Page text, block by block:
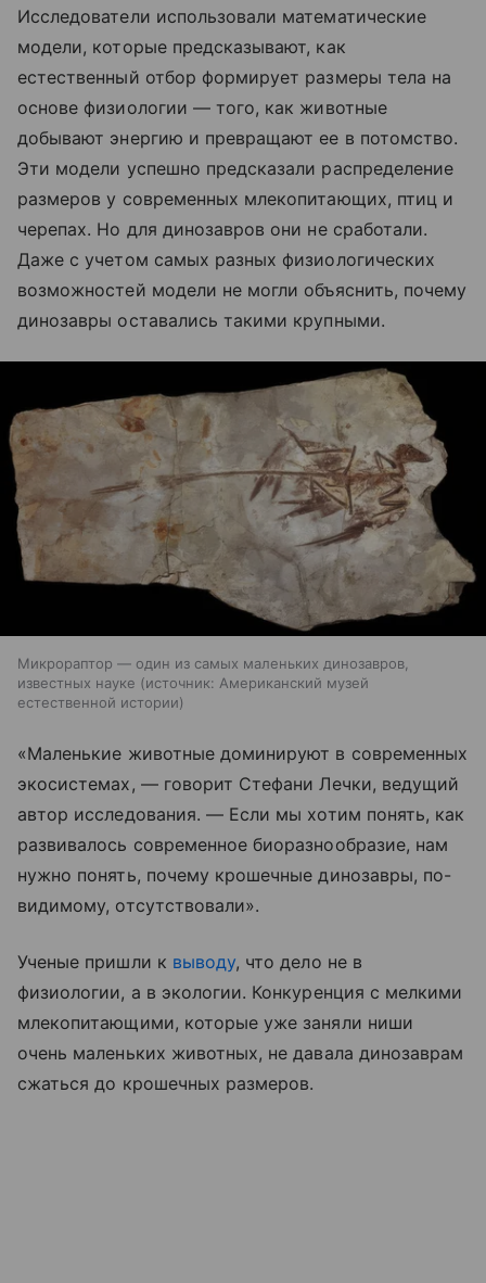
Исследователи использовали математические
модели, которые предсказывают, как
естественный отбор формирует размеры тела на
основе физиологии — того, как животные
добывают энергию и превращают ее в потомство.
Эти модели успешно предсказали распределение
размеров у современных млекопитающих, птиц и
черепах. Но для динозавров они не сработали.
Даже с учетом самых разных физиологических
возможностей модели не могли объяснить, почему
динозавры оставались такими крупными.
Микрораптор — один из самых маленьких динозавров,
известных науке
источник: Американский музей
естественной истории
«Маленькие животные доминируют в современных
экосистемах, — говорит Стефани Лечки, ведущий
автор исследования. — Если мы хотим понять, как
развивалось современное биоразнообразие, нам
нужно понять, почему крошечные динозавры, по-
видимому, отсутствовали».
Ученые пришли к выводу, что дело не в
физиологии, а в экологии. Конкуренция с мелкими
млекопитающими, которые уже заняли ниши
очень маленьких животных, не давала динозаврам
сжаться до крошечных размеров.